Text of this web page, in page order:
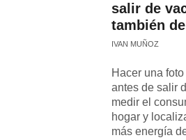
salir de
también
IVAN MUÑOZ
Hacer una
antes de salir
medir el
hogar y
más energía